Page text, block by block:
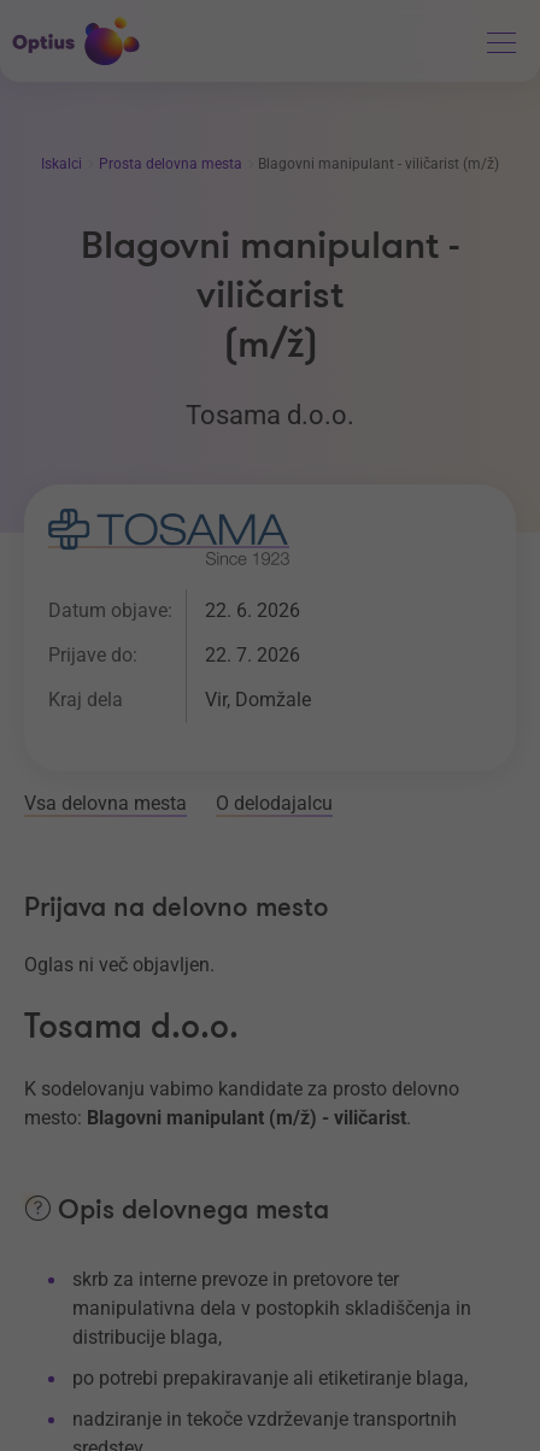
Iskalci Prosta delovna mesta Blagovni manipulant - viličarist (m/ž)
Blagovni manipulant -
viličarist
(m/ž)
Tosama d.o.o.
Datum objave:
22. 6. 2026
Prijave do:
22. 7. 2026
Kraj dela
Vir, Domžale
Vsa delovna mesta O delodajalcu
Prijava na delovno mesto
Oglas ni več objavljen.
Tosama d.o.o.
K sodelovanju vabimo kandidate za prosto delovno
mesto: Blagovni manipulant (m/ž) - viličarist.
Opis delovnega mesta
skrb za interne prevoze in pretovore ter
manipulativna dela v postopkih skladiščenja in
distribucije blaga,
po potrebi prepakiravanje ali etiketiranje blaga,
nadziranje in tekoče vzdrževanje transportnih